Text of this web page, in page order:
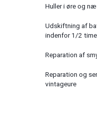
Huller i øre og
Udskiftning af
indenfor 1/2 time
Reparation af
Reparation og
vintageure